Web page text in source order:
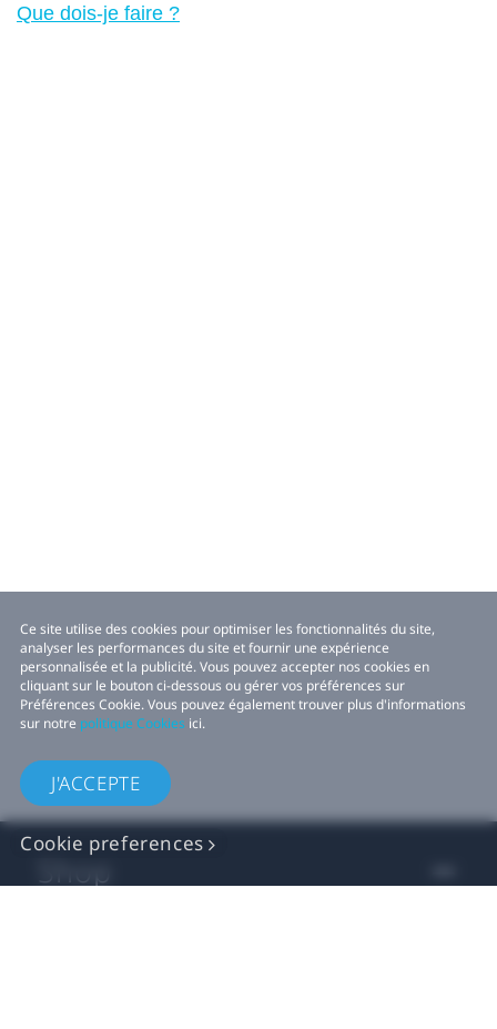
Que dois-je faire ?
Ce site utilise des cookies pour optimiser les fonctionnalités du site,
analyser les performances du site et fournir une expérience
personnalisée et la publicité. Vous pouvez accepter nos cookies en
cliquant sur le bouton ci-dessous ou gérer vos préférences sur
Préférences Cookie. Vous pouvez également trouver plus d'informations
sur notre politique Cookies ici.
J'ACCEPTE
Cookie preferences
Shop